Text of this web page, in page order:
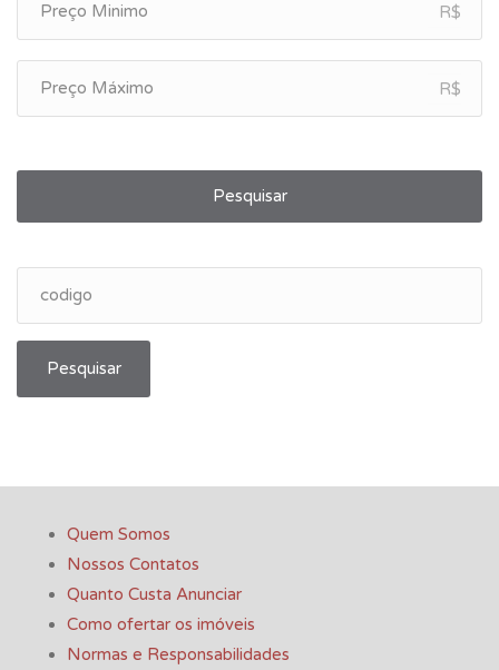
R$
R$
Pesquisar
Pesquisar
Quem Somos
Nossos Contatos
Quanto Custa Anunciar
Como ofertar os imóveis
Normas e Responsabilidades